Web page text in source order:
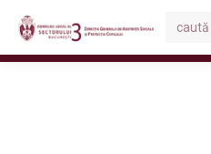
Search: